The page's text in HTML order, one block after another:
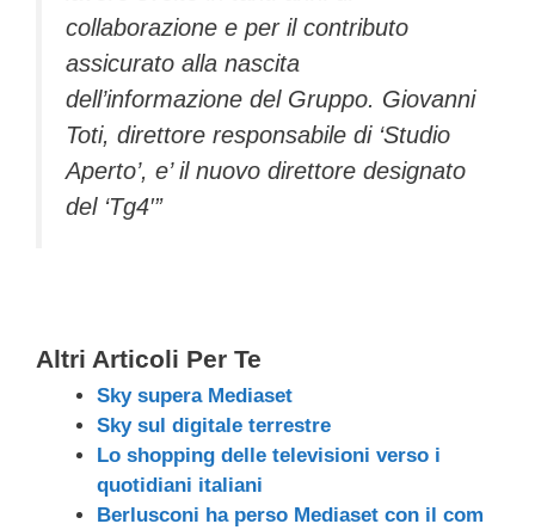
collaborazione e per il contributo
assicurato alla nascita
dell’informazione del Gruppo. Giovanni
Toti, direttore responsabile di ‘Studio
Aperto’, e’ il nuovo direttore designato
del ‘Tg4′”
Altri Articoli Per Te
Sky supera Mediaset
Sky sul digitale terrestre
Lo shopping delle televisioni verso i
quotidiani italiani
Berlusconi ha perso Mediaset con il com